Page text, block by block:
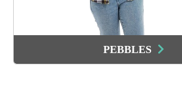
PEBBLES